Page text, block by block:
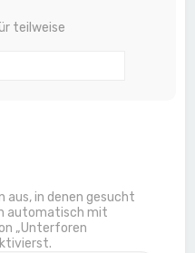
teilweise
aus, in denen gesucht
automatisch mit
„Unterforen